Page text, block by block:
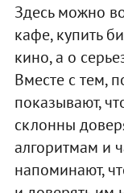
Здесь можно
кафе, купить
кино, а о
Вместе с тем,
показывают,
склонны
алгоритмам и
напоминают,